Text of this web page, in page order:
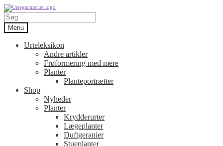
Spring
til
navigation
Spring
til
indhold
Søg
efter:
Menu
Urteleksikon
Andre artikler
Frøformering med mere
Planter
Planteportrætter
Shop
Nyheder
Planter
Krydderurter
Lægeplanter
Duftgeranier
Stueplanter